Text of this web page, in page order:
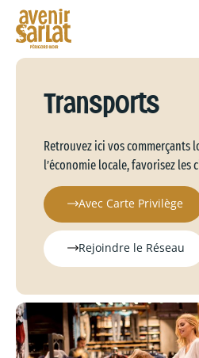
Transports
Retrouvez ici vos commerçants
l’économie locale, favorisez les
Avec Carte Privilège
Rejoindre le Réseau